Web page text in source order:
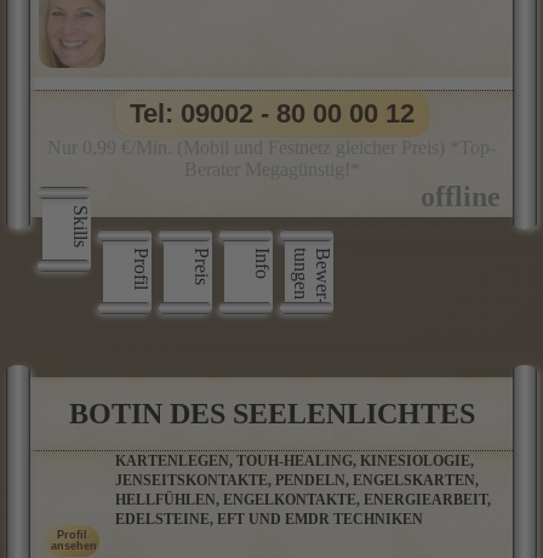
Skills
Profil
Preis Info B
e
w
e
r
­
t
u
n
g
e
n
Tel: 09002 - 80 00 00 12
BOTIN DES SEELENLICHTES
KARTENLEGEN, TOUH-HEALING, KINESIOLOGIE,
JENSEITSKONTAKTE, PENDELN, ENGELSKARTEN,
HELLFÜHLEN, ENGELKONTAKTE, ENERGIEARBEIT,
EDELSTEINE, EFT UND EMDR TECHNIKEN